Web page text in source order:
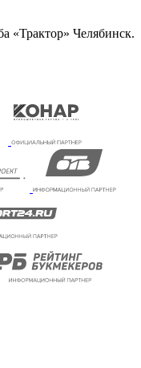
«Трактор» Челябинск.